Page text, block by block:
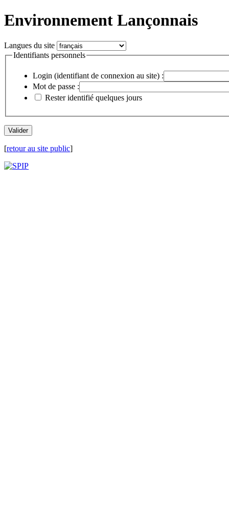
Environnement Lançonnais
Langues du site
Identifiants personnels
Login (identifiant de connexion au site) :
Mot de passe :
Rester identifié quelques jours
[retour au site public]